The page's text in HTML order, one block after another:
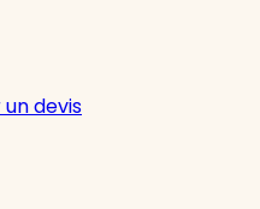
devis